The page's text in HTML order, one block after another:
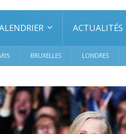
ACTUALITÉS
BRUXELLES LONDRES